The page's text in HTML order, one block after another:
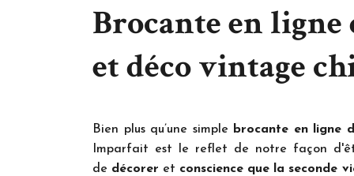
Brocante en
et déco vintage
Bien plus qu’une simple brocante en ligne
Imparfait est le reflet de notre façon
de décorer et conscience que la seconde